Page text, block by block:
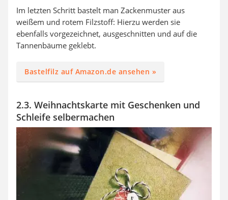
Im letzten Schritt bastelt man Zackenmuster aus
weißem und rotem Filzstoff: Hierzu werden sie
ebenfalls vorgezeichnet, ausgeschnitten und auf die
Tannenbäume geklebt.
Bastelfilz auf Amazon.de ansehen »
2.3. Weihnachtskarte mit Geschenken und
Schleife selbermachen